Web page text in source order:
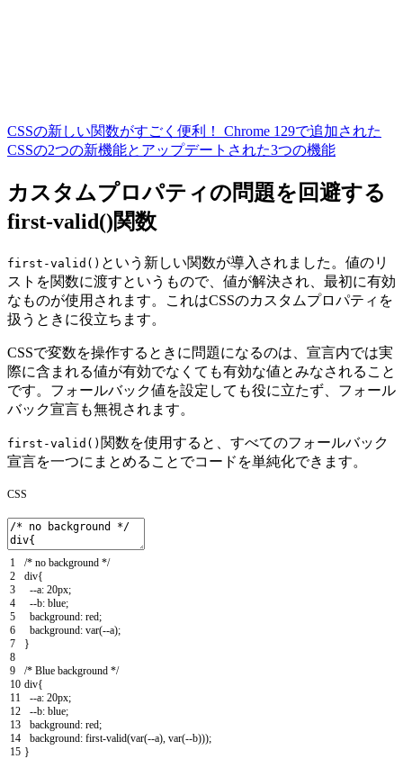
CSSの新しい関数がすごく便利！ Chrome 129で追加された
CSSの2つの新機能とアップデートされた3つの機能
カスタムプロパティの問題を回避する
first-valid()関数
first-valid() という新しい関数が導入されました。値のリ
ストを関数に渡すというもので、値が解決され、 最初に有効
なものが使用されます。
これはCSSのカスタムプロパティを
扱うときに役立ちます。
CSSで変数を操作するときに問題になるのは、宣言内では実
際に含まれる値が有効でなくても有効な値とみなされること
です。フォールバック値を設定しても役に立たず、フォール
バック宣言も無視されます。
first-valid() 関数を使用すると、すべてのフォールバック
宣言を一つにまとめることでコードを単純化できます。
CSS
1
2
3
4
5
6
7
8
9
10
11
12
13
14
15
/* no background */
div{
--a: 20px;
--b: blue;
background: red;
background: var(--a);
}
/* Blue background */
div{
--a: 20px;
--b: blue;
background: red;
background: first-valid(var(--a) var(--b)));
}